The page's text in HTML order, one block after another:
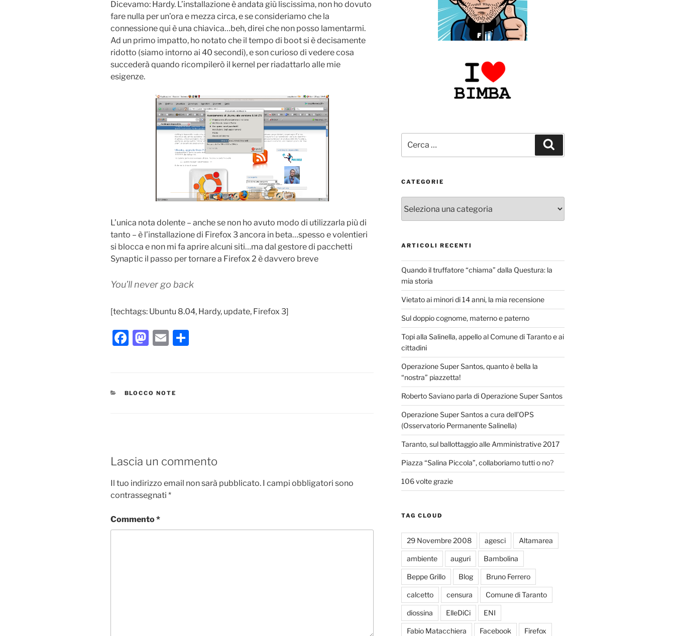
Dicevamo: Hardy. L’installazione è andata giù liscissima, non ho dovuto
fare nulla per un’ora e mezza circa, e se consideriamo che la
connessione qui è una chiavica…beh, direi che non posso lamentarmi.
Ad un primo impatto, ho notato che il tempo di boot si è decisamente
ridotto (siamo intorno ai 40 secondi), e son curioso di vedere cosa
succederà quando ricompilerò il kernel per riadattarlo alle mie
esigenze.
L’unica nota dolente – anche se non ho avuto modo di utilizzarla più di
tanto – è l’installazione di Firefox 3 ancora in beta…spesso e volentieri
si blocca e non mi fa aprire alcuni siti…ma dal gestore di pacchetti
Synaptic il passo per tornare a Firefox 2 è davvero breve
You’ll never go back
[techtags: Ubuntu 8.04, Hardy, update, Firefox 3]
F
e
M
o
E
l
CATEGORIE
BLOCCO NOTE
Lascia un commento
Il tuo indirizzo email non sarà pubblicato. I campi obbligatori sono
contrassegnati *
Commento*
CATEGORIE
ARTICOLI RECENTI
Quando il truffatore “chiama” dalla Questura: la
mia storia
Vietato ai minori di 14 anni, la mia recensione
Sul doppio cognome, materno e paterno
Topi alla Salinella, appello al Comune di Taranto e ai
cittadini
Operazione Super Santos, quanto è bella la
“nostra” piazzetta!
Roberto Saviano parla di Operazione Super Santos
Operazione Super Santos a cura dell’OPS
(Osservatorio Permanente Salinella)
Taranto, sul ballottaggio alle Amministrative 2017
Piazza “Salina Piccola”, collaboriamo tutti o no?
106 volte grazie
TAG CLOUD
29 Novembre 2008 agesci Altamarea
ambiente auguri Bambolina
Beppe Grillo Blog Bruno Ferrero
calcetto censura Comune di Taranto
diossina ElleDiCi ENI
Fabio Matacchiera Facebook Firefox